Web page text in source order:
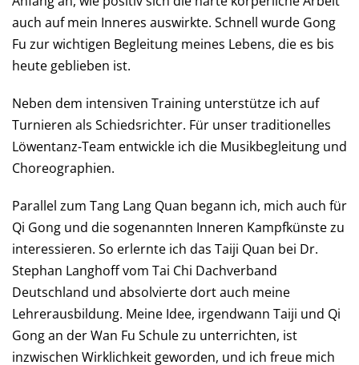
auch auf mein Inneres auswirkte. Schnell wurde Gong
Fu zur wichtigen Begleitung meines Lebens, die es bis
heute geblieben ist.
Neben dem intensiven Training unterstütze ich auf
Turnieren als Schiedsrichter. Für unser traditionelles
Löwentanz-Team entwickle ich die Musikbegleitung und
Choreographien.
Parallel zum Tang Lang Quan begann ich, mich auch für
Qi Gong und die sogenannten Inneren Kampfkünste zu
interessieren. So erlernte ich das Taiji Quan bei Dr.
Stephan Langhoff vom Tai Chi Dachverband
Deutschland und absolvierte dort auch meine
Lehrerausbildung. Meine Idee, irgendwann Taiji und Qi
Gong an der Wan Fu Schule zu unterrichten, ist
inzwischen Wirklichkeit geworden, und ich freue mich